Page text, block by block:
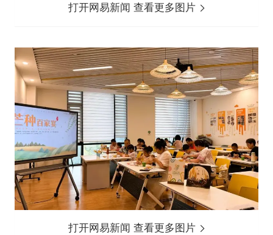
打开网易新闻 查看更多图片
打开网易新闻 查看更多图片